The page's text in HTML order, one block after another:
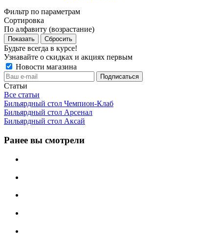
Фильтр по параметрам
Сортировка
По алфавиту (возрастание)
Сбросить
Будьте всегда в курсе!
Узнавайте о скидках и акциях первым
Новости магазина
Статьи
Все статьи
Бильярдный стол Чемпион-Клаб
Бильярдный стол Арсенал
Бильярдный стол Аксай
Ранее вы смотрели